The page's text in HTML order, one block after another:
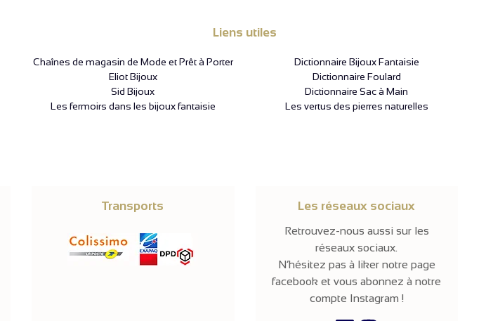
Liens utiles
Chaînes de magasin de Mode et Prêt à Porter
Dictionnaire Bijoux Fantaisie
Eliot Bijoux
Dictionnaire Foulard
Sid Bijoux
Dictionnaire Sac à Main
Les fermoirs dans les bijoux fantaisie
Les vertus des pierres naturelles
Transports Les réseaux sociaux
Retrouvez-nous aussi sur les
réseaux sociaux.
N’hésitez pas à liker notre page
facebook et vous abonnez à notre
compte Instagram !